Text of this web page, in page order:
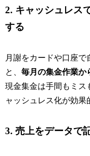
2. キャッシュレス
する
月謝をカードや口座で
と、毎月の集金作業か
現金集金は手間もミス
ャッシュレス化が効果
3. 売上をデータで